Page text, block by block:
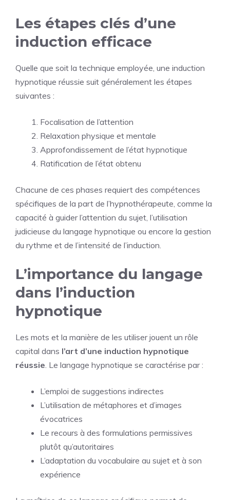
Les étapes clés d’une
induction efficace
Quelle que soit la technique employée, une induction
hypnotique réussie suit généralement les étapes
suivantes :
Focalisation de l’attention
Relaxation physique et mentale
Approfondissement de l’état hypnotique
Ratification de l’état obtenu
Chacune de ces phases requiert des compétences
spécifiques de la part de l’hypnothérapeute, comme la
capacité à guider l’attention du sujet, l’utilisation
judicieuse du langage hypnotique ou encore la gestion
du rythme et de l’intensité de l’induction.
L’importance du langage
dans l’induction
hypnotique
Les mots et la manière de les utiliser jouent un rôle
capital dans l’art d’une induction hypnotique
réussie. Le langage hypnotique se caractérise par :
L’emploi de suggestions indirectes
L’utilisation de métaphores et d’images
évocatrices
Le recours à des formulations permissives
plutôt qu’autoritaires
L’adaptation du vocabulaire au sujet et à son
expérience